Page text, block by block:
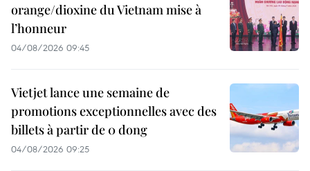
orange/dioxine du Vietnam mise à
l’honneur
04/08/2026 09:45
Vietjet lance une semaine de
promotions exceptionnelles avec des
billets à partir de 0 dong
04/08/2026 09:25